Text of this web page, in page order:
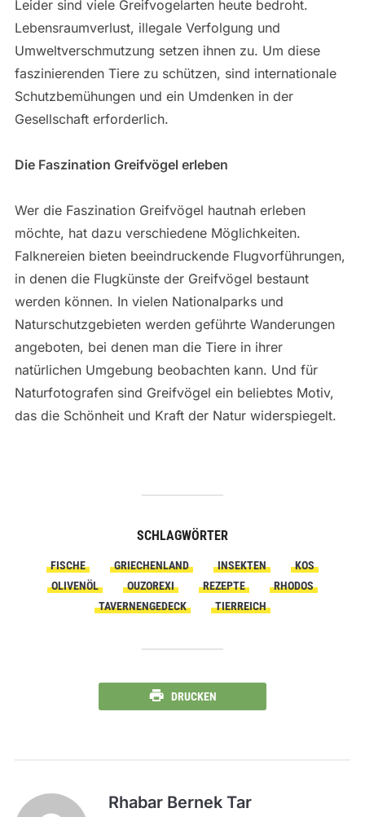
Leider sind viele Greifvogelarten heute bedroht.
Lebensraumverlust, illegale Verfolgung und
Umweltverschmutzung setzen ihnen zu. Um diese
faszinierenden Tiere zu schützen, sind internationale
Schutzbemühungen und ein Umdenken in der
Gesellschaft erforderlich.
Die Faszination Greifvögel erleben
Wer die Faszination Greifvögel hautnah erleben
möchte, hat dazu verschiedene Möglichkeiten.
Falknereien bieten beeindruckende Flugvorführungen,
in denen die Flugkünste der Greifvögel bestaunt
werden können. In vielen Nationalparks und
Naturschutzgebieten werden geführte Wanderungen
angeboten, bei denen man die Tiere in ihrer
natürlichen Umgebung beobachten kann. Und für
Naturfotografen sind Greifvögel ein beliebtes Motiv,
das die Schönheit und Kraft der Natur widerspiegelt.
SCHLAGWÖRTER
FISCHE GRIECHENLAND INSEKTEN
KOS
OLIVENÖL
OUZOREXI REZEPTE
RHODOS
TAVERNENGEDECK
TIERREICH
DRUCKEN
Rhabar Bernek Tar